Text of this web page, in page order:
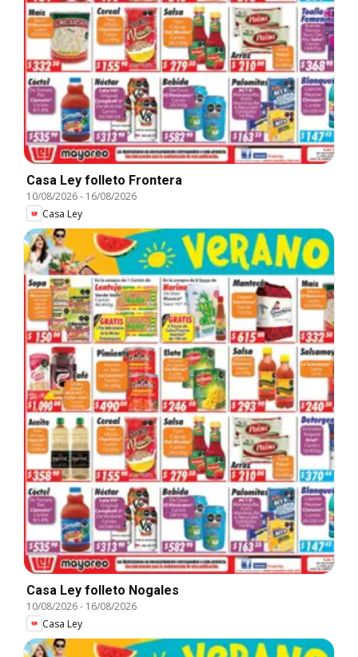
Casa Ley folleto Frontera
10/08/2026- 16/08/2026
Casa Ley
Casa Ley folleto Nogales
10/08/2026- 16/08/2026
Casa Ley